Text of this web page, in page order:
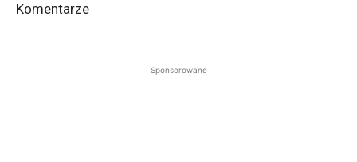
Komentarze
Sponsorowane